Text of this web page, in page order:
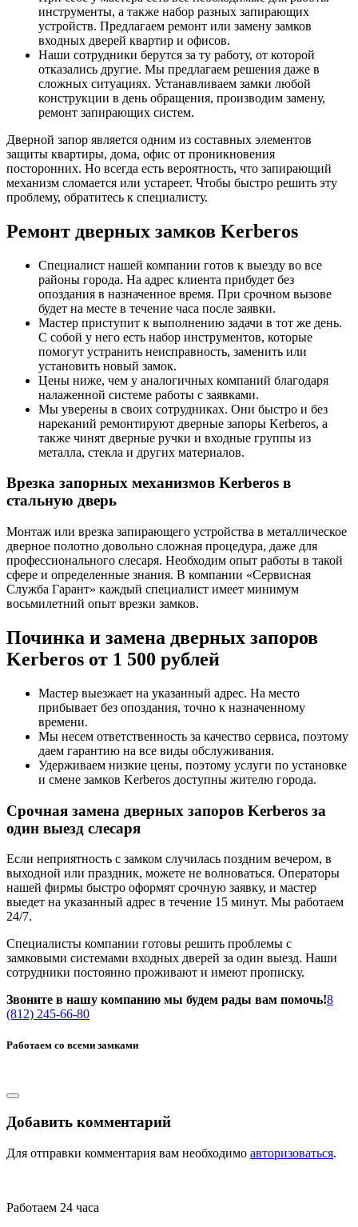
инструменты, а также набор разных запирающих
устройств. Предлагаем ремонт или замену замков
входных дверей квартир и офисов.
Наши сотрудники берутся за ту работу, от которой
отказались другие. Мы предлагаем решения даже в
сложных ситуациях. Устанавливаем замки любой
конструкции в день обращения, производим замену,
ремонт запирающих систем.
Дверной запор является одним из составных элементов
защиты квартиры, дома, офис от проникновения
посторонних. Но всегда есть вероятность, что запирающий
механизм сломается или устареет. Чтобы быстро решить эту
проблему, обратитесь к специалисту.
Ремонт дверных замков Kerberos
Специалист нашей компании готов к выезду во все
районы города. На адрес клиента прибудет без
опоздания в назначенное время. При срочном вызове
будет на месте в течение часа после заявки.
Мастер приступит к выполнению задачи в тот же день.
С собой у него есть набор инструментов, которые
помогут устранить неисправность, заменить или
установить новый замок.
Цены ниже, чем у аналогичных компаний благодаря
налаженной системе работы с заявками.
Мы уверены в своих сотрудниках. Они быстро и без
нареканий ремонтируют дверные запоры Kerberos, а
также чинят дверные ручки и входные группы из
металла, стекла и других материалов.
Врезка запорных механизмов Kerberos в
стальную дверь
Монтаж или врезка запирающего устройства в металлическое
дверное полотно довольно сложная процедура, даже для
профессионального слесаря. Необходим опыт работы в такой
сфере и определенные знания. В компании «Сервисная
Служба Гарант» каждый специалист имеет минимум
восьмилетний опыт врезки замков.
Починка и замена дверных запоров
Kerberos от 1 500 рублей
Мастер выезжает на указанный адрес. На место
прибывает без опоздания, точно к назначенному
времени.
Мы несем ответственность за качество сервиса, поэтому
даем гарантию на все виды обслуживания.
Удерживаем низкие цены, поэтому услуги по установке
и смене замков Kerberos доступны жителю города.
Срочная замена дверных запоров Kerberos за
один выезд слесаря
Если неприятность с замком случилась поздним вечером, в
выходной или праздник, можете не волноваться. Операторы
нашей фирмы быстро оформят срочную заявку, и мастер
выедет на указанный адрес в течение 15 минут. Мы работаем
24/7.
Специалисты компании готовы решить проблемы с
замковыми системами входных дверей за один выезд. Наши
сотрудники постоянно проживают и имеют прописку.
Звоните в нашу компанию мы будем рады вам помочь!8
(812) 245-66-80
Работаем со всеми замками
Добавить комментарий
Для отправки комментария вам необходимо авторизоваться.
Работаем 24 часа